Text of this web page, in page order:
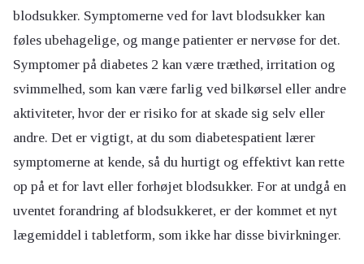
blodsukker. Symptomerne ved for lavt blodsukker kan
føles ubehagelige, og mange patienter er nervøse for det.
Symptomer på diabetes 2 kan være træthed, irritation og
svimmelhed, som kan være farlig ved bilkørsel eller andre
aktiviteter, hvor der er risiko for at skade sig selv eller
andre. Det er vigtigt, at du som diabetespatient lærer
symptomerne at kende, så du hurtigt og effektivt kan rette
op på et for lavt eller forhøjet blodsukker. For at undgå en
uventet forandring af blodsukkeret, er der kommet et nyt
lægemiddel i tabletform, som ikke har disse bivirkninger.